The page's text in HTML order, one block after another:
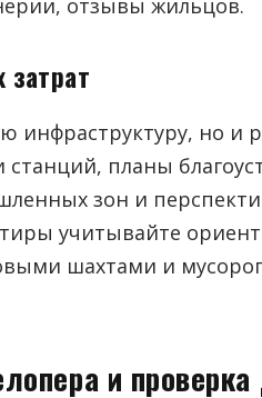
отзывы жильцов.
инфраструктуру, но и
планы
зон и
учитывайте
шахтами и
и проверка